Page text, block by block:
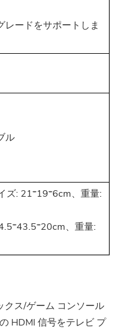
レードをサポートしま
ル
ズ: 21*19*6cm、重量:
、重量:
クス/ゲーム コンソール
HDMI 信号をテレビ プ